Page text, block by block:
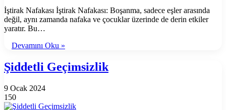
İştirak Nafakası İştirak Nafakası: Boşanma, sadece eşler arasında
değil, aynı zamanda nafaka ve çocuklar üzerinde de derin etkiler
yaratır. Bu…
Devamını Oku »
Şiddetli Geçimsizlik
9 Ocak 2024
150